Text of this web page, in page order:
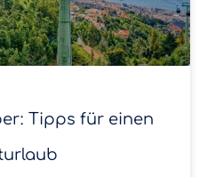
Tipps für einen